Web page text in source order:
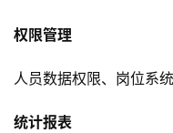
权限管理
人员数据权限、岗位系
统计报表